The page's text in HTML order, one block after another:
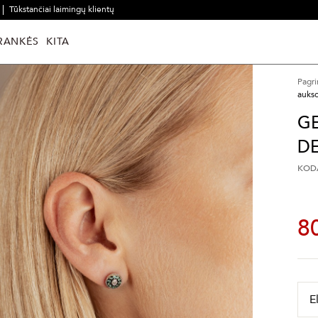
Tūkstančiai laimingų klientų
KITA